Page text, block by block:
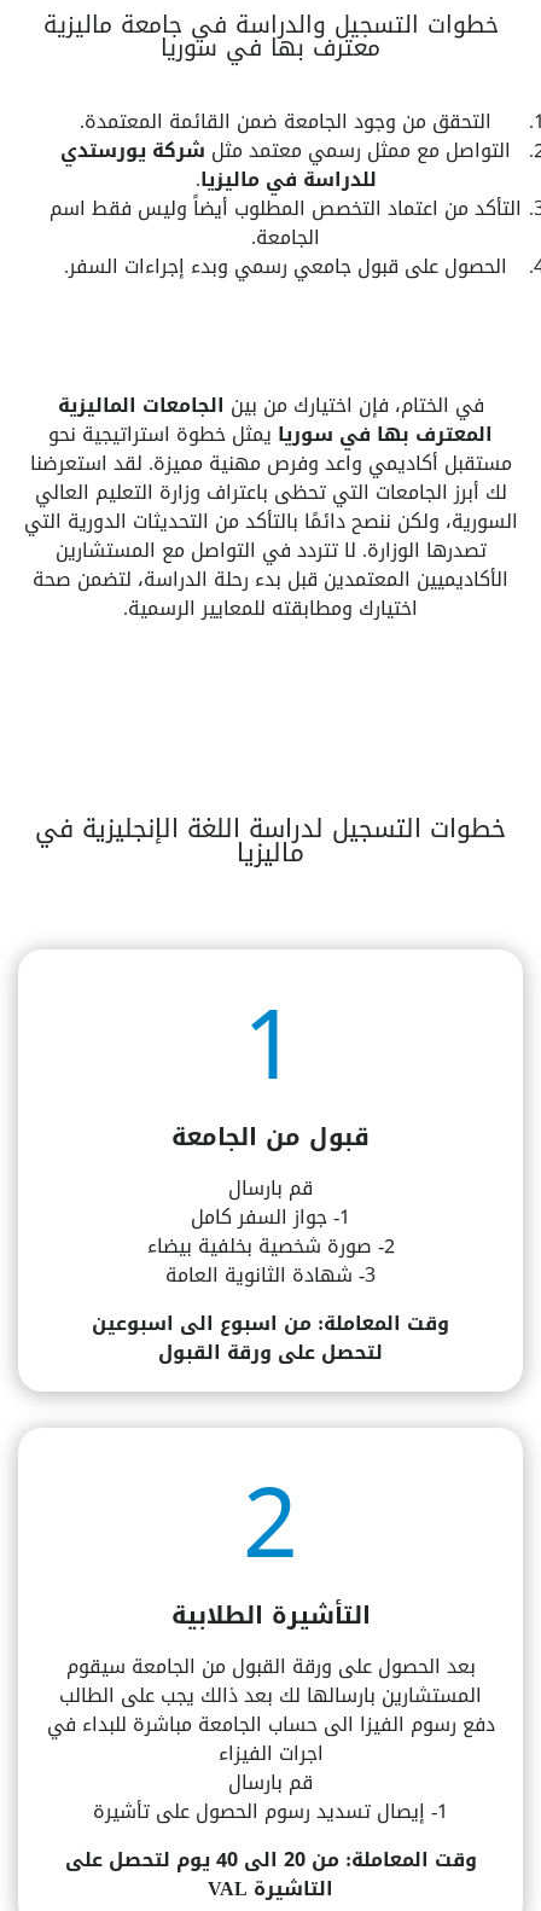
خطوات التسجيل والدراسة في جامعة ماليزية
معترف بها في سوريا
التحقق من وجود الجامعة ضمن القائمة المعتمدة.
التواصل مع ممثل رسمي معتمد مثل شركة يورستدي
للدراسة في ماليزيا.
التأكد من اعتماد التخصص المطلوب أيضاً وليس فقط اسم
الجامعة.
الحصول على قبول جامعي رسمي وبدء إجراءات السفر.
في الختام، فإن اختيارك من بين الجامعات الماليزية
المعترف بها في سوريا يمثل خطوة استراتيجية نحو
مستقبل أكاديمي واعد وفرص مهنية مميزة. لقد استعرضنا
لك أبرز الجامعات التي تحظى باعتراف وزارة التعليم العالي
السورية، ولكن ننصح دائمًا بالتأكد من التحديثات الدورية التي
تصدرها الوزارة. لا تتردد في التواصل مع المستشارين
الأكاديميين المعتمدين قبل بدء رحلة الدراسة، لتضمن صحة
اختيارك ومطابقته للمعايير الرسمية.
خطوات التسجيل لدراسة اللغة الإنجليزية في
ماليزيا
1
قبول من الجامعة
قم بارسال
1- جواز السفر كامل
2- صورة شخصية بخلفية بيضاء
3- شهادة الثانوية العامة
وقت المعاملة: من اسبوع الى اسبوعين
لتحصل على ورقة القبول
2
التأشيرة الطلابية
بعد الحصول على ورقة القبول من الجامعة سيقوم
المستشارين بارسالها لك بعد ذالك يجب على الطالب
دفع رسوم الفيزا الى حساب الجامعة مباشرة للبداء في
اجرات الفيزاء
قم بارسال
1- إيصال تسديد رسوم الحصول على تأشيرة
وقت المعاملة: من 20 الى 40 يوم لتحصل على
التاشيرة VAL